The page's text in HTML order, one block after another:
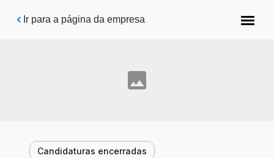
Pular para o conteúdo principal
Ir para a página da empresa
Candidaturas encerradas